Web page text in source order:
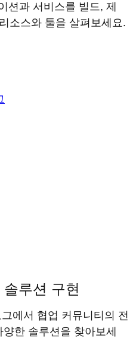
션과 서비스를 빌드, 제
소스와 툴을 살펴보세요.
루션 구현
에서 협업 커뮤니티의 전
한 솔루션을 찾아보세